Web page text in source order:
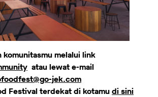
komunitasmu melalui link
atau lewat e-mail
jek.com
Festival terdekat di kotamudi sini